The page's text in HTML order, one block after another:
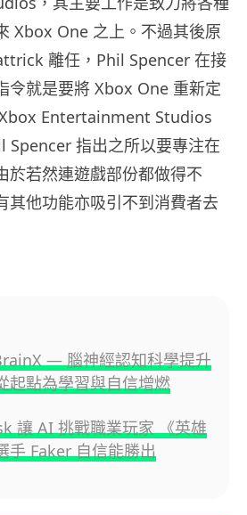
Xbox One 之上。不過其後原
離任，Phil Spencer 在接
令就是要將 Xbox One 重新定
Entertainment Studios
Spencer 指出之所以要專注在
於若然連遊戲部份都做得不
其他功能亦吸引不到消費者去
— 腦神經認知科學提升
起點為學習與自信增燃
讓 AI 挑戰職業玩家 《英雄
手 Faker 自信能勝出